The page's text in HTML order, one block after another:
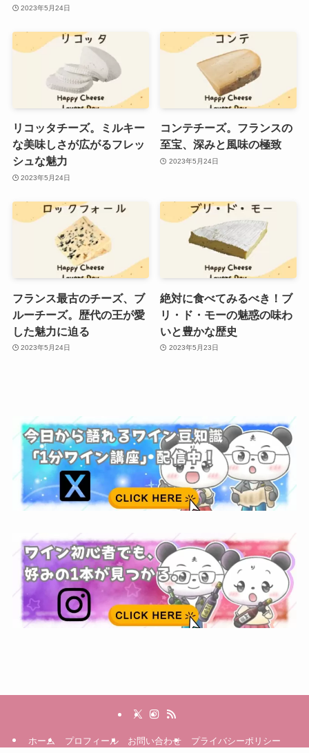
2023年5月24日
リコッタチーズ。ミルキー
な美味しさが広がるフレッ
シュな魅力
2023年5月24日
コンテチーズ。フランスの
至宝、深みと風味の極致
2023年5月24日
フランス最古のチーズ、ブ
ルーチーズ。歴代の王が愛
した魅力に迫る
2023年5月24日
絶対に食べてみるべき！ブ
リ・ド・モーの魅惑の味わ
いと豊かな歴史
2023年5月23日
ホーム プロフィール お問い合わせ プライバシーポリシー